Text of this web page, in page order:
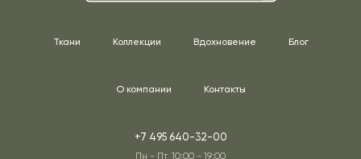
Ткани Коллекции Вдохновение Блог
О компании Контакты
+7 495 640-32-00
Пн - Пт, 10:00 - 19:00